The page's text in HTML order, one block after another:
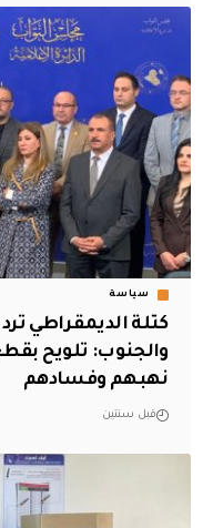
سياسة
كتلة الديمقراطي
والجنوب: تلويح
نهبهم وفسادهم
قبل سنتين